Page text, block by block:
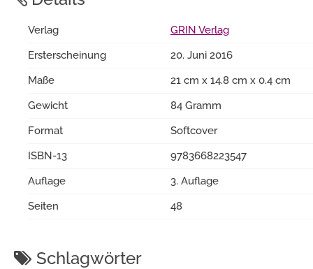
Verlag
GRIN Verlag
Ersterscheinung
20. Juni 2016
Maße
21 cm x 14.8 cm x 0.4 cm
Gewicht
84 Gramm
Format
Softcover
ISBN-13
9783668223547
Auflage
3. Auflage
Seiten
48
Schlagwörter